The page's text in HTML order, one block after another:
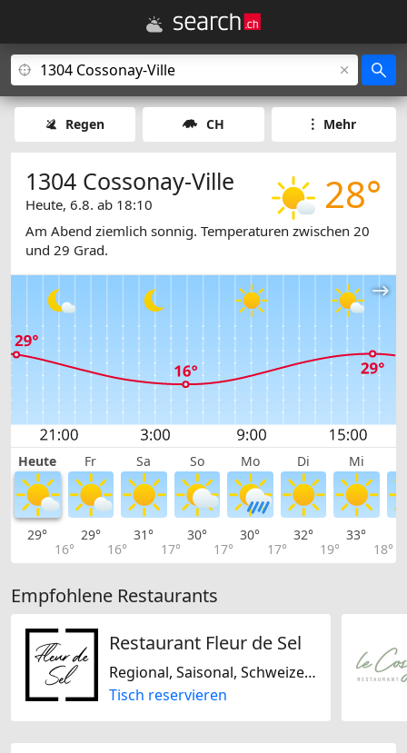
Regen CH Mehr
28°
1304 Cossonay-Ville
Heute, 6.8. ab 18:10
Am Abend ziemlich sonnig. Temperaturen zwischen 20
und 29 Grad.
Heute Fr Sa So Mo Di Mi
29°
16°
29°
16°
31°
17°
30°
17°
30°
17°
32°
19°
33°
18°
Empfohlene Restaurants
Restaurant Fleur de Sel
Regional, Saisonal, Schweizerisch, Laktosefrei, Glutenfrei, Sojafrei
Tisch reservieren